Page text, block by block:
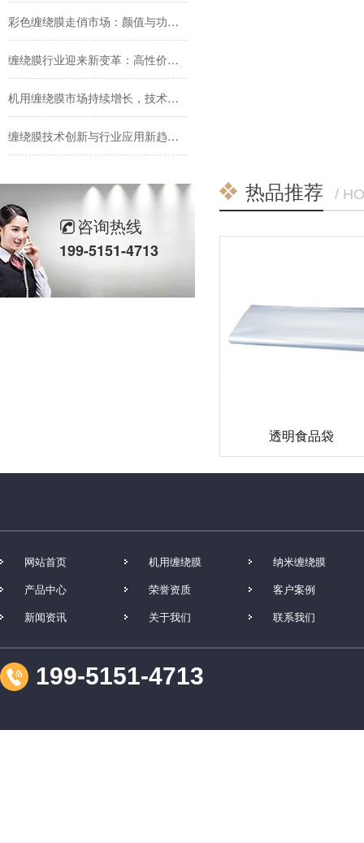
热品推荐 /
透明食品袋
缠绕膜行业迎来新变革：高性价比与可持续解决方案受追捧
咨询热线
199-5151-4713
网站首页 机用缠绕膜
纳米缠绕膜
产品中心
荣誉资质
客户案例
新闻资讯
关于我们 联系我们
199-5151-4713